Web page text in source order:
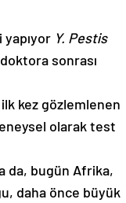
Y. Pestis
sonrası
kez gözlemlenen
olarak test
da, bugün Afrika,
daha önce büyük